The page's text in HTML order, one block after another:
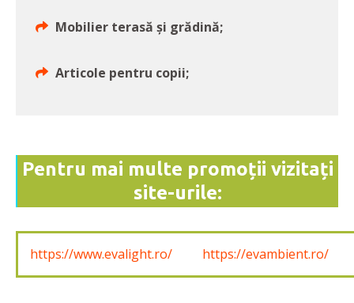
Mobilier terasă și grădină;
Articole pentru copii;
Pentru mai multe promoții vizitați
site-urile:
https://www.evalight.ro/ https://evambient.ro/